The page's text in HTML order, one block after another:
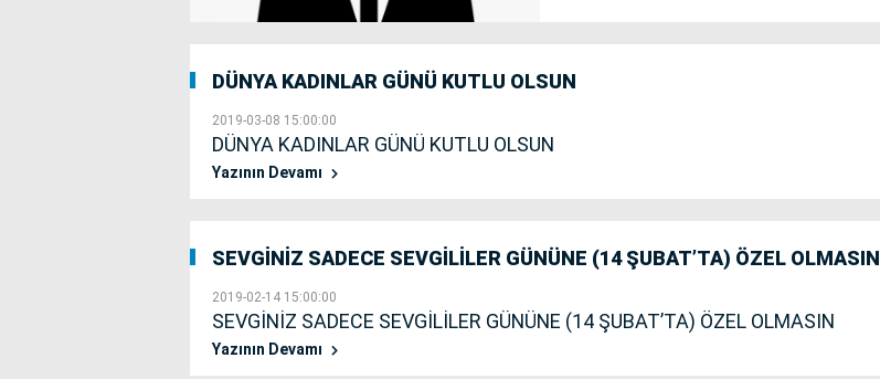
DÜNYA KADINLAR GÜNÜ KUTLU OLSUN
2019-03-08 15:00:00
DÜNYA KADINLAR GÜNÜ KUTLU OLSUN
Yazının Devamı
SEVGİNİZ SADECE SEVGİLİLER GÜNÜNE (14 ŞUBAT’TA) ÖZEL OLMASIN
2019-02-14 15:00:00
SEVGİNİZ SADECE SEVGİLİLER GÜNÜNE (14 ŞUBAT’TA) ÖZEL OLMASIN
Yazının Devamı